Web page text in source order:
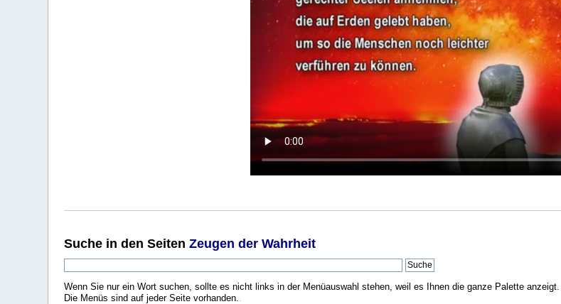
Suche in den SeitenZeugen der Wahrheit
Wenn Sie nur ein Wort suchen, sollte es nicht links in der Menüauswahl stehen, weil es Ihnen die ganze Palette anzeigt.
Die Menüs sind auf jeder Seite vorhanden.